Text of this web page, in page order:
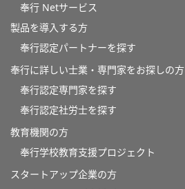
奉行 Netサービス
製品を導入する方
奉行認定パートナーを探す
奉行に詳しい士業・専門家をお探しの方
奉行認定専門家を探す
奉行認定社労士を探す
教育機関の方
奉⾏学校教育⽀援プロジェクト
スタートアップ企業の方